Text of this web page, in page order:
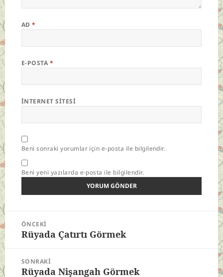
AD*
E-POSTA *
İNTERNET SITESI
Beni sonraki yorumlar için e-posta ile bilgilendir.
Beni yeni yazılarda e-posta ile bilgilendir.
Yazı
gezinmesi
ÖNCEKI
Önceki
Rüyada Çatırtı Görmek
SONRAKI
Sonraki
Rüyada Nişangah Görmek